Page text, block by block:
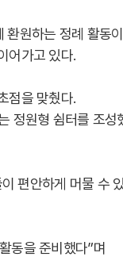
환원하는 정례 활동
어가고 있다.
점을 맞췄다.
정원형 쉼터를 조성
편안하게 머물 수
동을 준비했다”며